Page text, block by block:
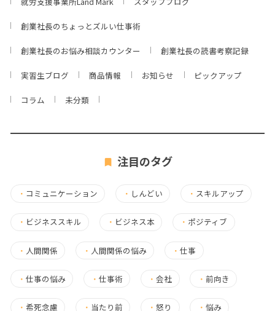
創業社長のちょっとズルい仕事術
創業社長のお悩み相談カウンター 創業社長の読書考察記録
実習生ブログ 商品情報 お知らせ ピックアップ
コラム 未分類
注目のタグ
・ コミュニケーション ・ しんどい ・ スキルアップ
・ ビジネススキル ・ ビジネス本 ・ ポジティブ
・ 人間関係 ・ 人間関係の悩み ・仕事
・ 仕事の悩み ・仕事術 ・会社 ・ 前向き
・ 希死念慮 ・ 当たり前 ・怒り ・ 悩み